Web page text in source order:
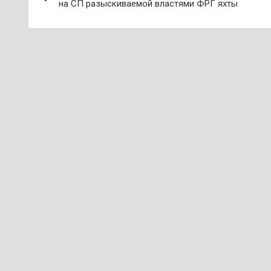
записям
на СП разыскиваемой властями ФРГ яхты